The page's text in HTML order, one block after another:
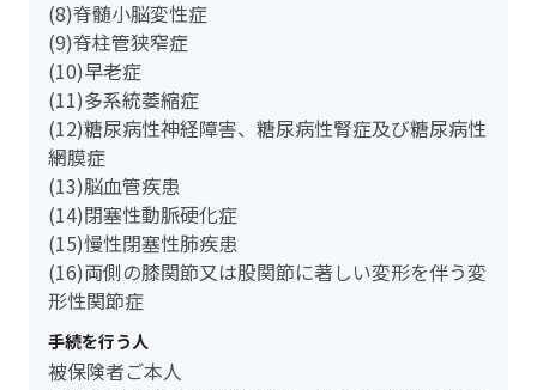
(8)脊髄小脳変性症
(9)脊柱管狭窄症
(10)早老症
(11)多系統萎縮症
(12)糖尿病性神経障害、糖尿病性腎症及び糖尿病性
網膜症
(13)脳血管疾患
(14)閉塞性動脈硬化症
(15)慢性閉塞性肺疾患
(16)両側の膝関節又は股関節に著しい変形を伴う変
形性関節症
手続を行う人
被保険者ご本人